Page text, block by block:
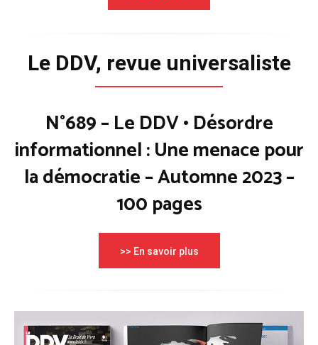
Le DDV, revue universaliste
N°689 – Le DDV • Désordre
informationnel : Une menace pour
la démocratie – Automne 2023 –
100 pages
>> En savoir plus